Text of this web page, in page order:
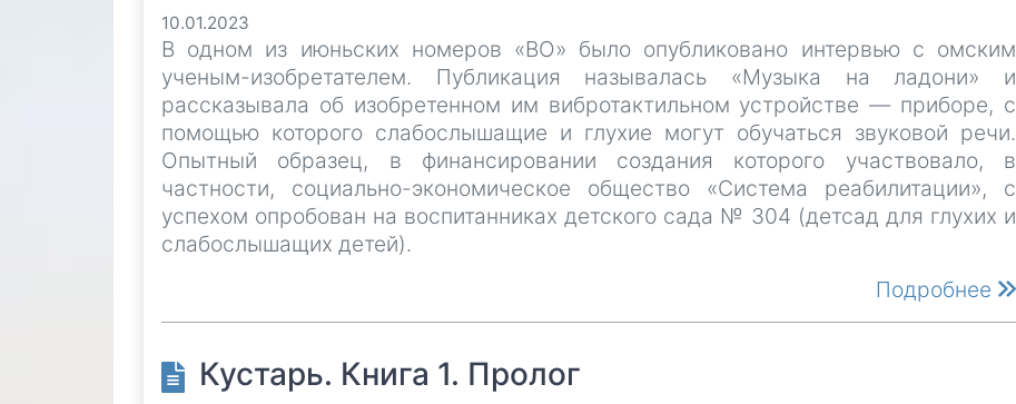
10.01.2023
В одном из июньских номеров «ВО» было опубликовано интервью с омским
ученым-изобретателем. Публикация называлась «Музыка на ладони» и
рассказывала об изобретенном им вибротактильном устройстве — приборе, с
помощью которого слабослышащие и глухие могут обучаться звуковой речи.
Опытный образец, в финансировании создания которого участвовало, в
частности, социально-экономическое общество «Система реабилитации», с
успехом опробован на воспитанниках детского сада № 304 (детсад для глухих и
слабослышащих детей).
Подробнее
Кустарь. Книга 1. Пролог